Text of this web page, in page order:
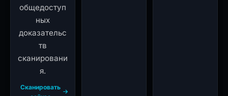
общедоступ
ных
доказательс
тв
сканировани
я.
Сканировать